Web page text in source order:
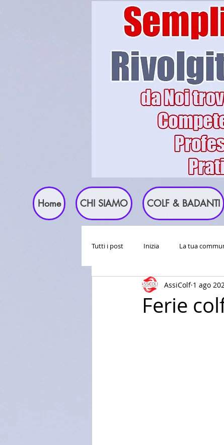
Home CHI SIAMO COLF & BADANTI
Tutti i post Inizia La tua
Ferie
AssiColf 1 ago